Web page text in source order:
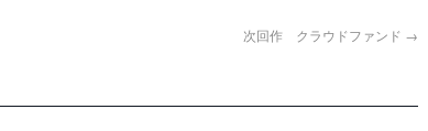
次回作 クラウドファンド →